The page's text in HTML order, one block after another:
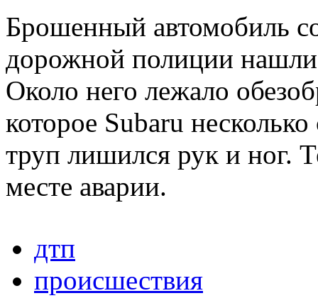
Брошенный автомобиль
дорожной полиции нашли
Около него лежало
которое Subaru
труп лишился рук и ног.
месте аварии.
дтп
происшествия